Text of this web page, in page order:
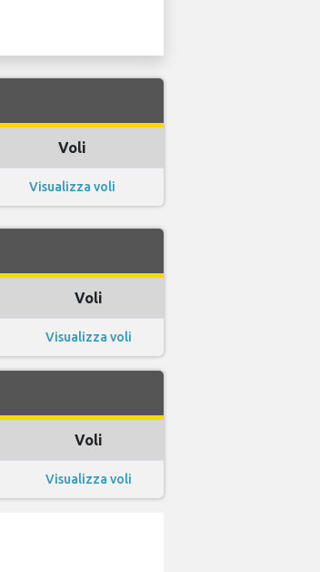
Voli
Visualizza voli
Voli
Visualizza voli
Voli
Visualizza voli